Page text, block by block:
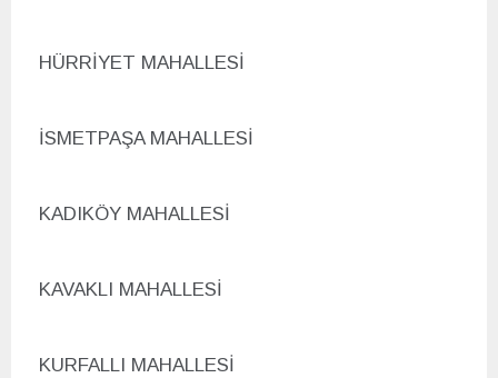
HÜRRİYET MAHALLESİ
İSMETPAŞA MAHALLESİ
KADIKÖY MAHALLESİ
KAVAKLI MAHALLESİ
KURFALLI MAHALLESİ